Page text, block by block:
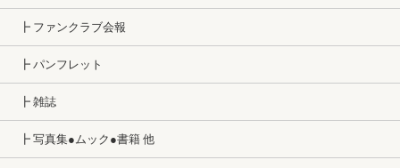
┣ ファンクラブ会報
┣ パンフレット
┣ 雑誌
┣ 写真集●ムック●書籍 他